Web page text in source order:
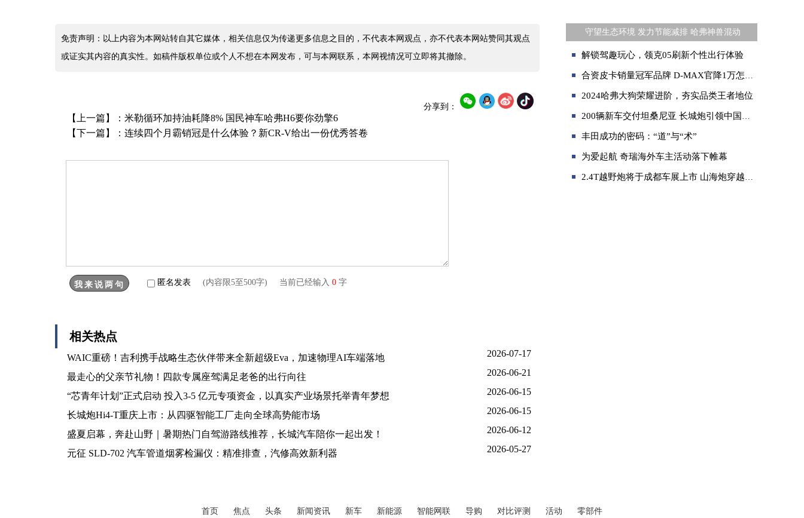
免责声明：以上内容为本网站转自其它媒体，相关信息仅为传递更多信息之目的，不代表本网观点，亦不代表本网站赞同其观点
或证实其内容的真实性。如稿件版权单位或个人不想在本网发布，可与本网联系，本网视情况可立即将其撤除。
分享到：
【上一篇】： 米勒循环加持油耗降8% 国民神车哈弗H6要你劲擎6
【下一篇】： 连续四个月霸销冠是什么体验？新CR-V给出一份优秀答卷
匿名发表 (内容限5至500字) 当前已经输入 0 字
相关热点
WAIC重磅！吉利携手战略生态伙伴带来全新超级Eva，加速物理AI车端落地 2026-07-17
最走心的父亲节礼物！四款专属座驾满足老爸的出行向往 2026-06-21
“芯青年计划”正式启动 投入3-5 亿元专项资金，以真实产业场景托举青年梦想 2026-06-15
长城炮Hi4-T重庆上市：从四驱智能工厂走向全球高势能市场 2026-06-15
盛夏启幕，奔赴山野｜暑期热门自驾游路线推荐，长城汽车陪你一起出发！ 2026-06-12
元征 SLD-702 汽车管道烟雾检漏仪：精准排查，汽修高效新利器 2026-05-27
​ 守望生态环境 发力节能减排 哈弗神兽混动
解锁驾趣玩心，领克05刷新个性出行体验
合资皮卡销量冠军品牌 D-MAX官降1万怎容错过
2024哈弗大狗荣耀进阶，夯实品类王者地位
200辆新车交付坦桑尼亚 长城炮引领中国皮卡实力出海
丰田成功的密码：“道”与“术”
为爱起航 奇瑞海外车主活动落下帷幕
2.4T越野炮将于成都车展上市 山海炮穿越版同步开启预售
首页 焦点 头条 新闻资讯 新车 新能源 智能网联 导购 对比评测 活动 零部件